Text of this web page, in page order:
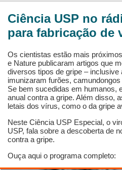
Ciência USP no
para fabricação de
Os cientistas estão mais
e Nature publicaram artigos que
diversos tipos de gripe –
imunizaram furões,
Se bem sucedidas em humanos,
anual contra a gripe. Além disso,
letais dos vírus, como o da gripe
Neste Ciência USP Especial, o
USP, fala sobre a descoberta de
contra a gripe.
Ouça aqui o programa completo: